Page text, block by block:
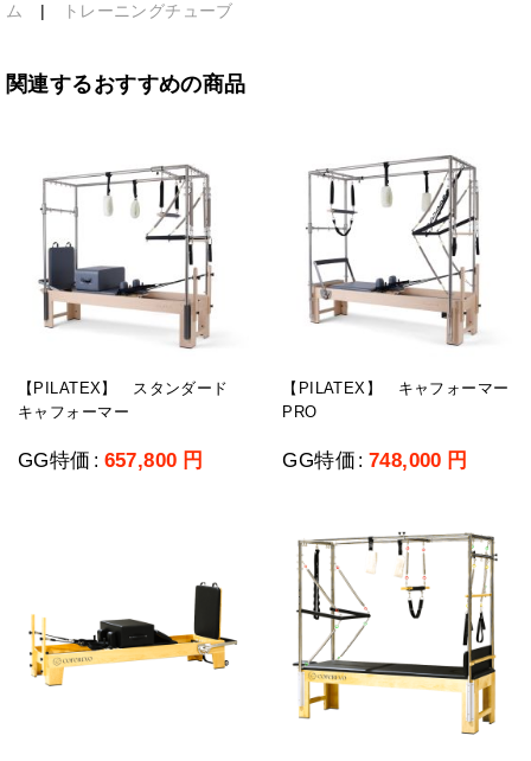
ム
| トレーニングチューブ
関連するおすすめの商品
【PILATEX】 スタンダード
キャフォーマー
GG特価 : 657,800 円
【PILATEX】 キャフォーマー
PRO
GG特価 : 748,000 円